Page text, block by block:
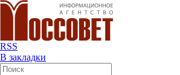
RSS
В закладки